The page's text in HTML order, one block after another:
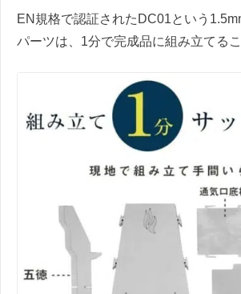
EN規格で認証されたDC01という
パーツは、1分で完成品に組み立てる